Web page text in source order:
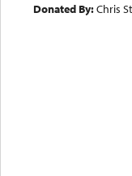
Donated By:Chris